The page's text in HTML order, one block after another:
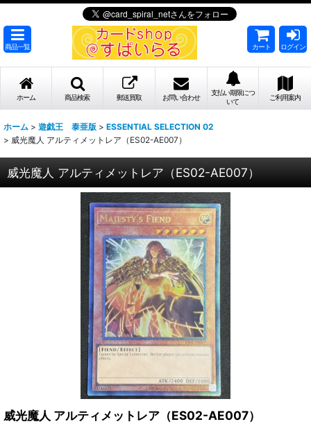
商品一覧 カート ログイン
ホーム 商品検索 郵送買取 お問い合わせ
支払い期限につ
いて
ご利用案内
ホーム > 遊戯王 泰亜版 > ESSENTIAL SELECTION 02
> 威光魔人 アルティメットレア（ES02-AE007）
威光魔人 アルティメットレア（ES02-AE007）
威光魔人 アルティメットレア（ES02-AE007）